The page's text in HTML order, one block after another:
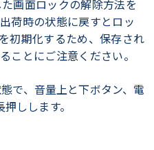
画面ロックの解除方法を
荷時の状態に戻すとロッ
初期化するため、保存され
ことにご注意ください。
で、音量上と下ボタン、電
しします。